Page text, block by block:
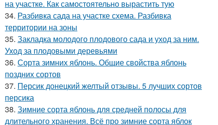
на участке. Как самостоятельно вырастить тую
34. Разбивка сада на участке схема. Разбивка
территории на зоны
35. Закладка молодого плодового сада и уход за ним.
Уход за плодовыми деревьями
36. Сорта зимних яблонь. Общие свойства яблонь
поздних сортов
37. Персик донецкий желтый отзывы. 5 лучших сортов
персика
38. Зимние сорта яблонь для средней полосы для
длительного хранения. Всё про зимние сорта яблок